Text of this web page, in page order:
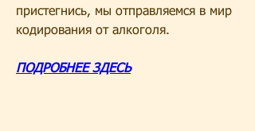
пристегнись, мы отправляемся в мир
кодирования от алкоголя.
ПОДРОБНЕЕ ЗДЕСЬ